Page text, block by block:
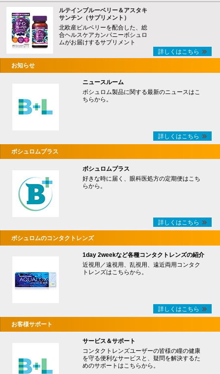
ルテインブルーベリー＆アスタキ
サンチン（サプリメント）
北欧産ビルベリーを配合した、総
合ヘルスケアカンパニーボシュロ
ムがお届けするサプリメント
詳しくはこちら
お知らせ
ニュースルーム
ボシュロム製品に関する最新のニュースはこ
ちらから。
詳しくはこちら
ボシュロムプラス
ボシュロムプラス
好きな時に届く、眼科医処方の定期便はこち
らから。
詳しくはこちら
ボシュロムのコンタクトレンズ
1day 2weekなど各種コンタクトレンズの紹介
近視用／遠視用、乱視用、遠近両用コンタク
トレンズはこちらから。
詳しくはこちら
お客様サポート
サービス＆サポート
コンタクトレンズユーザーの皆様の瞳の健康
を守る便利なサービスと、疑問を解決するた
めのサポートはこちらから。